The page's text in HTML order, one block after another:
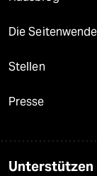
Die Seitenwende
Stellen
Presse
Unterstützen